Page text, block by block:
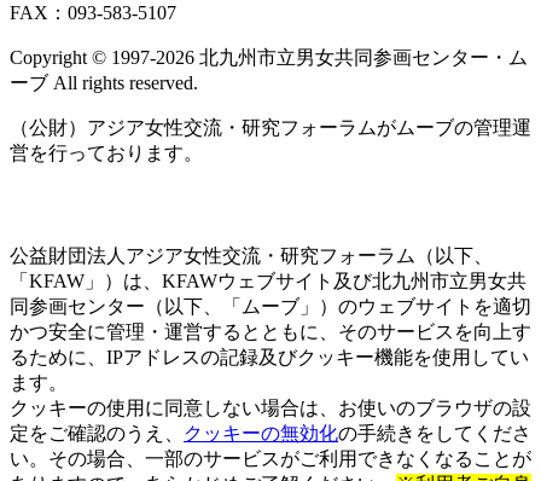
FAX：093‐583‐5107
Copyright © 1997‐2026 北九州市立男女共同参画センター・ム
ーブ All rights reserved.
（公財）アジア女性交流・研究フォーラムがムーブの管理運
営を行っております。
公益財団法人アジア女性交流・研究フォーラム（以下、
「KFAW」）は、KFAWウェブサイト及び北九州市立男女共
同参画センター（以下、「ムーブ」）のウェブサイトを適切
かつ安全に管理・運営するとともに、そのサービスを向上す
るために、IPアドレスの記録及びクッキー機能を使用してい
ます。
クッキーの使用に同意しない場合は、お使いのブラウザの設
定をご確認のうえ、
クッキーの無効化の手続きをしてくださ
い。その場合、一部のサービスがご利用できなくなることが